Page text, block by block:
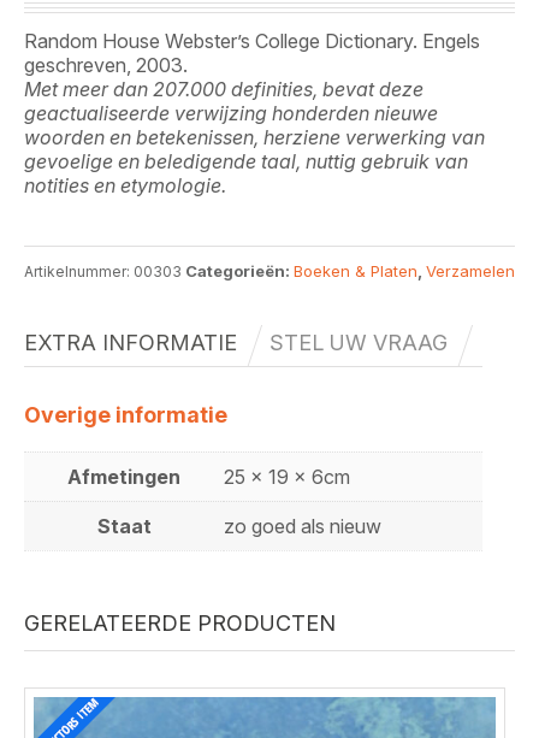
Random House Webster’s College Dictionary. Engels
geschreven, 2003.
Met meer dan 207.000 definities, bevat deze
geactualiseerde verwijzing honderden nieuwe
woorden en betekenissen, herziene verwerking van
gevoelige en beledigende taal, nuttig gebruik van
notities en etymologie.
Artikelnummer: 00303 Categorieën: Boeken & Platen Verzamelen
EXTRA INFORMATIE STEL UW VRAAG
Overige informatie
Afmetingen 25 x 19 x 6cm
Staat zo goed als nieuw
GERELATEERDE PRODUCTEN